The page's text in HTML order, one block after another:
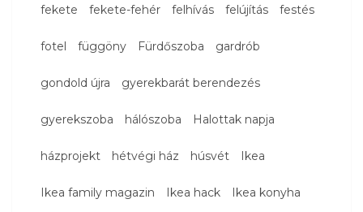
fekete fekete-fehér felhívás felújítás festés
fotel függöny Fürdőszoba gardrób
gondold újra gyerekbarát berendezés
gyerekszoba hálószoba Halottak napja
házprojekt hétvégi ház húsvét Ikea
Ikea family magazin Ikea hack Ikea konyha